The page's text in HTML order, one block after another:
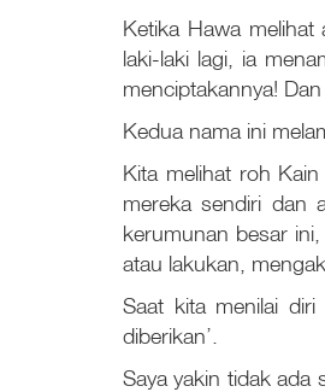
Ketika Hawa
laki-laki lagi, ia
menciptakannya!
Kedua nama ini
Kita melihat roh
mereka sendiri dan
kerumunan besar
atau lakukan,
Saat kita menilai
diberikan’.
Saya yakin tidak ada